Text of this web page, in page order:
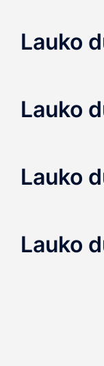
Lauko
Lauko
Lauko
Lauko